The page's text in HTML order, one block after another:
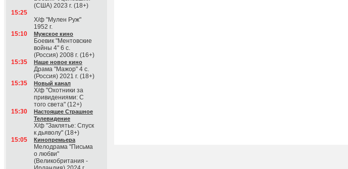
(США) 2023 г. (18+)
15:25
Х/ф "Мулен Руж"
1952 г.
15:10
Мужское кино
Боевик "Ментовские
войны 4" 6 с.
(Россия) 2008 г. (16+)
15:35
Наше новое кино
Драма "Мажор" 4 с.
(Россия) 2021 г. (18+)
15:35
Новый канал
Х/ф "Охотники за
привидениями: С
того света" (12+)
15:30
Настоящее Страшное
Телевидение
Х/ф "Заклятье: Спуск
к дьяволу" (18+)
15:05
Кинопремьера
Мелодрама "Письма
о любви"
(Великобритания -